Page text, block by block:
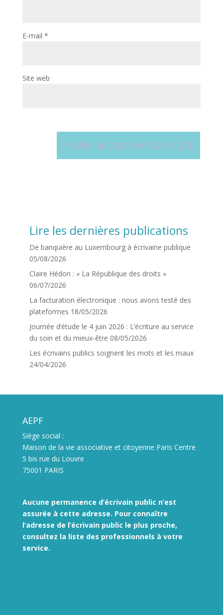
E-mail *
Site web
Lire les dernières publications
De banquière au Luxembourg à écrivaine publique
05/08/2026
Claire Hédon : « La République des droits »
06/07/2026
La facturation électronique : nous avons testé des
plateformes 18/05/2026
Journée d’étude le 4 juin 2026 : L’écriture au service
du soin et du mieux-être 08/05/2026
Les écrivains publics soignent les mots et les maux
24/04/2026
AEPF
Siège social :
Maison de la vie associative et citoyenne Paris Centre
5 bis rue du Louvre
75001 PARIS
Aucune permanence d’écrivain public n’est
assurée à cette adresse. Pour connaître
l’adresse de l’écrivain public le plus proche,
consultez la liste des professionnels à votre
service.